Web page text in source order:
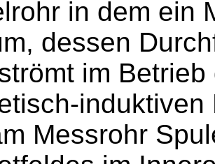
in dem ein
dessen
im
Messrohr